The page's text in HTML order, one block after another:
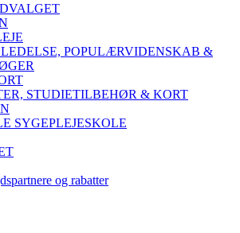
POPULÆRVIDENSKAB &
STUDIETILBEHØR & KORT
SYGEPLEJESKOLE
og rabatter